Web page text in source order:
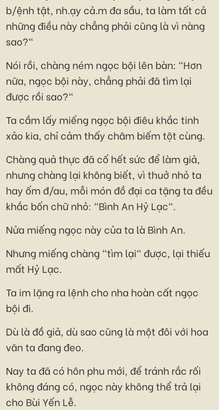
b/ệnh tật, nh.ạy cả.m đa sầu, ta làm tất cả
những điều này chẳng phải cũng là vì nàng
sao?"
Nói rồi, chàng ném ngọc bội lên bàn: "Hơn
nữa, ngọc bội này, chẳng phải đã tìm lại
được rồi sao?"
Ta cầm lấy miếng ngọc bội điêu khắc tinh
xảo kia, chỉ cảm thấy châm biếm tột cùng.
Chàng quả thực đã cố hết sức để làm giả,
nhưng chàng lại không biết, vì thuở nhỏ ta
hay ốm đ/au, mỗi món đồ đại ca tặng ta đều
khắc bốn chữ nhỏ: "Bình An Hỷ Lạc".
Nửa miếng ngọc này của ta là Bình An.
Nhưng miếng chàng "tìm lại" được, lại thiếu
mất Hỷ Lạc.
Ta im lặng ra lệnh cho nha hoàn cất ngọc
bội đi.
Dù là đồ giả, dù sao cũng là một đôi với hoa
văn ta đang đeo.
Nay ta đã có hôn phu mới, để tránh rắc rối
không đáng có, ngọc này không thể trả lại
cho Bùi Yến Lễ.